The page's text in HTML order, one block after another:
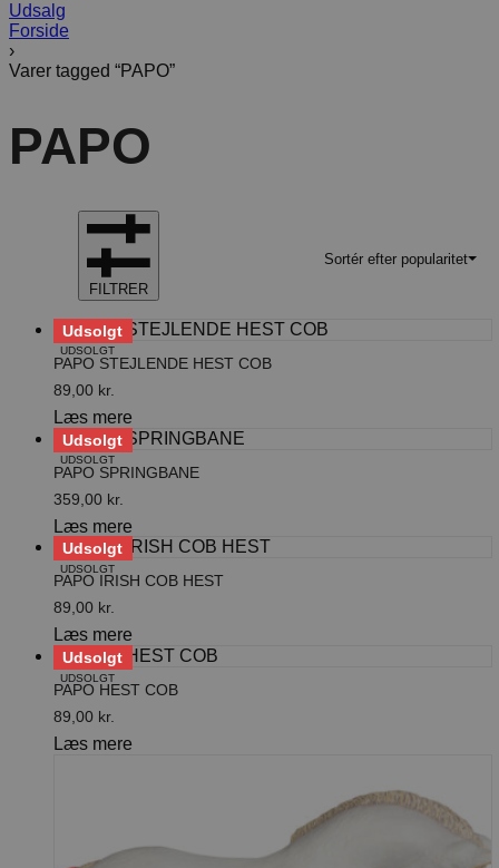
Udsalg
Forside
›
Varer tagged “PAPO”
PAPO
Sortér efter popularitet
FILTRER
Udsolgt
UDSOLGT
PAPO STEJLENDE HEST COB
89,00 kr.
Læs mere
Udsolgt
UDSOLGT
PAPO SPRINGBANE
359,00 kr.
Læs mere
Udsolgt
UDSOLGT
PAPO IRISH COB HEST
89,00 kr.
Læs mere
Udsolgt
UDSOLGT
PAPO HEST COB
89,00 kr.
Læs mere